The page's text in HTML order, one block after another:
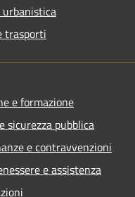
urbanistica
trasporti
e formazione
sicurezza pubblica
e contravvenzioni
e assistenza